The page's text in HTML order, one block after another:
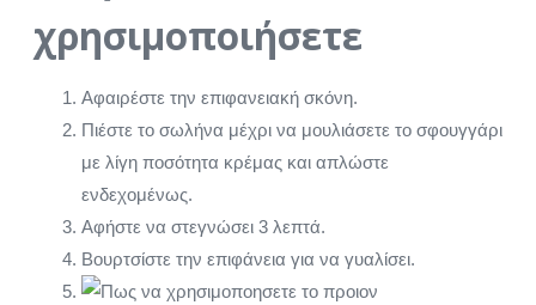
χρησιμοποιήσετε
Αφαιρέστε την επιφανειακή σκόνη.
Πιέστε το σωλήνα μέχρι να μουλιάσετε το σφουγγάρι
με λίγη ποσότητα κρέμας και απλώστε
ενδεχομένως.
Αφήστε να στεγνώσει 3 λεπτά.
Βουρτσίστε την επιφάνεια για να γυαλίσει.